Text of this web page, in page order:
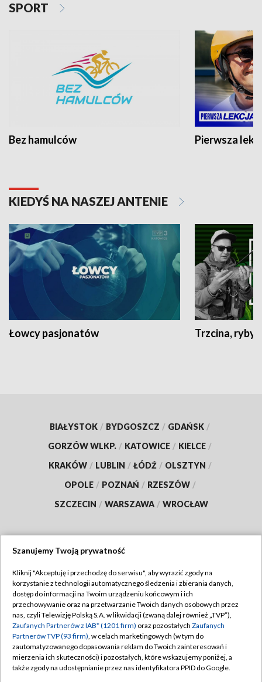
SPORT
Bez hamulców Pierwsza
KIEDYŚ NA NASZEJ ANTENIE
Łowcy pasjonatów Trzcina, ryby
BIAŁYSTOK / BYDGOSZCZ / GDAŃSK /
GORZÓW WLKP. / KATOWICE / KIELCE /
KRAKÓW / LUBLIN / ŁÓDŹ / OLSZTYN /
OPOLE / POZNAŃ / RZESZÓW /
SZCZECIN / WARSZAWA / WROCŁAW
TVP
Abonament TVP
Emisja w TVP
Centrum informacji TVP
Naziemna Telewizja Cyfrowa
Regulamin TVP
Polityka prywatności
Moje zgody
Pomoc
Szanujemy Twoją prywatność
Kliknij "Akceptuję i przechodzę do serwisu", aby wyrazić zgody na
korzystanie z technologii automatycznego śledzenia i zbierania danych,
dostęp do informacji na Twoim urządzeniu końcowym i ich
przechowywanie oraz na przetwarzanie Twoich danych osobowych przez
nas, czyli Telewizję Polską S.A. w likwidacji (zwaną dalej również „TVP”),
Zaufanych Partnerów z IAB* (1201 firm) oraz pozostałych Zaufanych
Partnerów TVP (93 firm), w celach marketingowych (w tym do
zautomatyzowanego dopasowania reklam do Twoich zainteresowań i
mierzenia ich skuteczności) i pozostałych, które wskazujemy poniżej, a
także zgody na udostępnianie przez nas identyfikatora PPID do Google.